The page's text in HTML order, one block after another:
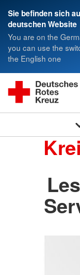
Sie befinden sich
deutschen Website
You are on the
you can use the
the English one